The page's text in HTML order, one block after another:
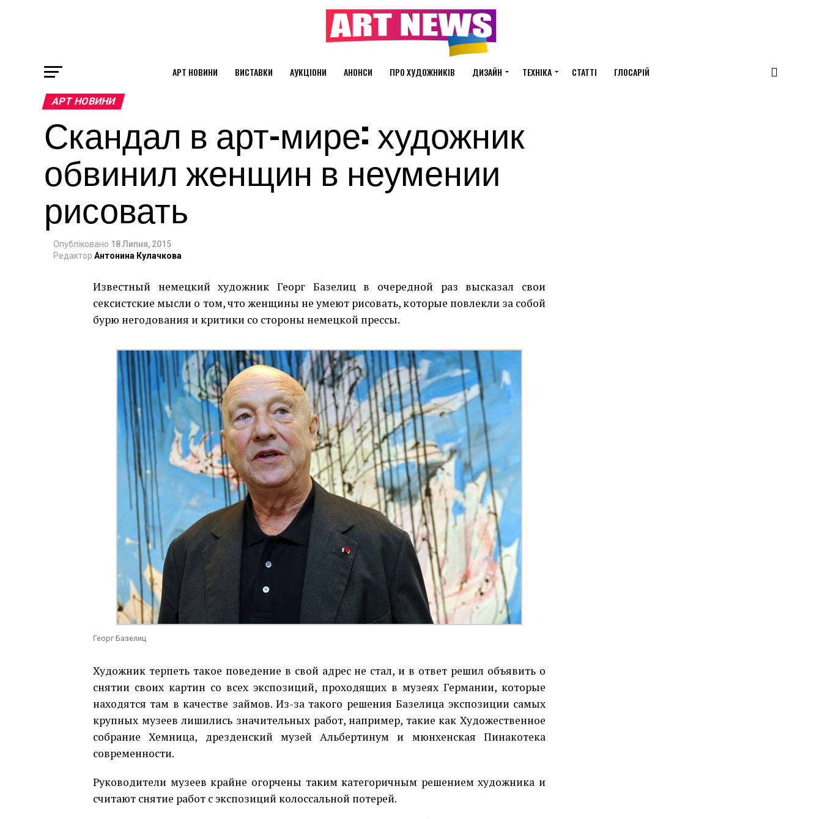
АРТ НОВИНИ ВИСТАВКИ АУКЦІОНИ АНОНСИ ПРО ХУДОЖНИКІВ ДИЗАЙН ТЕХНІКА СТАТТІ ГЛОСАРІЙ
АРТ НОВИНИ
Скандал в арт-мире: художник
обвинил женщин в неумении
рисовать
Опубліковано 18 Липня, 2015
Редактор Антонина Кулачкова
Известный немецкий художник Георг Базелиц в очередной раз высказал свои
сексистские мысли о том, что женщины не умеют рисовать, которые повлекли за собой
бурю негодования и критики со стороны немецкой прессы.
Георг Базелиц
Художник терпеть такое поведение в свой адрес не стал, и в ответ решил объявить о
снятии своих картин со всех экспозиций, проходящих в музеях Германии, которые
находятся там в качестве займов. Из-за такого решения Базелица экспозиции самых
крупных музеев лишились значительных работ, например, такие как Художественное
собрание Хемница, дрезденский музей Альбертинум и мюнхенская Пинакотека
современности.
Руководители музеев крайне огорчены таким категоричным решением художника и
считают снятие работ с экспозиций колоссальной потерей.